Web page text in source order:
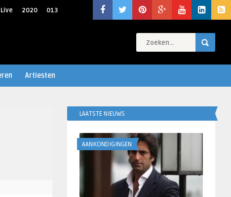
Live 2020 013
Artiesten
LAATSTE NIEUWS
AANKONDIGINGEN